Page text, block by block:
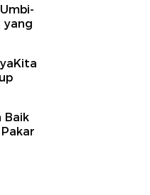
yang
Baik